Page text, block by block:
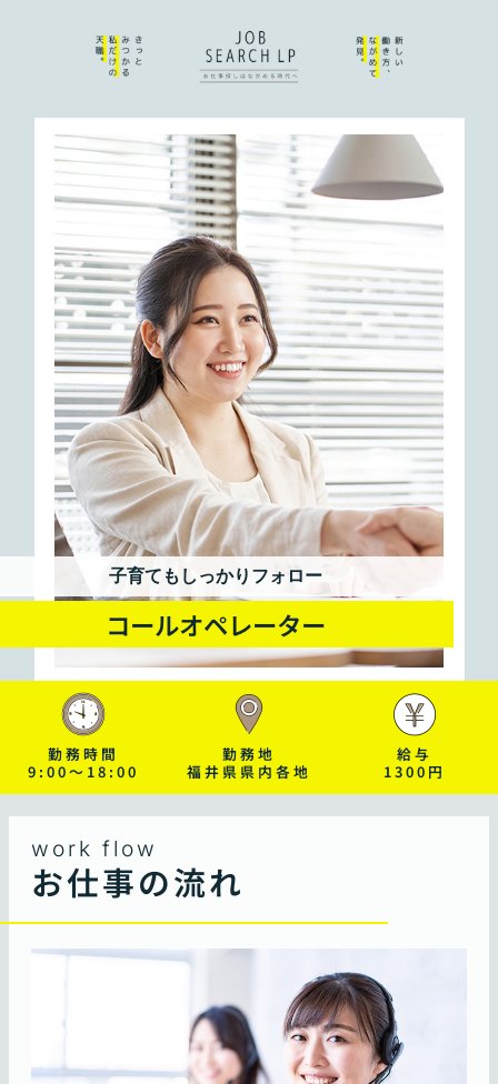
子育てもしっかりフォロー
コールオペレーター
勤務時間
9:00～18:00
勤務地
福井県県内各地
給与
1300円
work flow
お仕事の流れ